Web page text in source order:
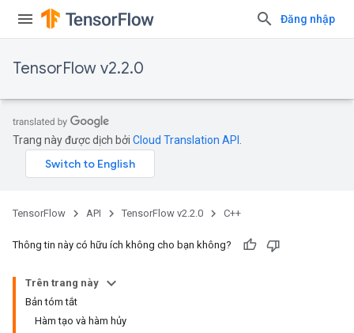
Đăng nhập
TensorFlow v2.2.0
Trang này được dịch bởi Cloud Translation API
TensorFlow API TensorFlow v2.2.0 C++
Thông tin này có hữu ích không cho bạn không?
Trên trang này
Bản tóm tắt
Hàm tạo và hàm hủy